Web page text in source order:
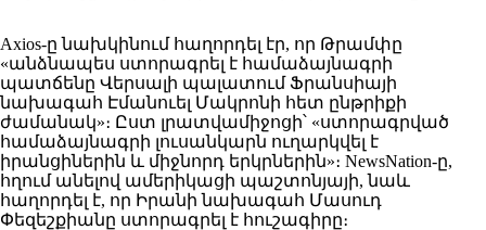
Axios-ը նախկինում հաղորդել էր, որ Թրամփը
«անձնապես ստորագրել է համաձայնագրի
պատճենը Վերսալի պալատում Ֆրանսիայի
նախագահ Էմանուել Մակրոնի հետ ընթրիքի
ժամանակ»։ Ըստ լրատվամիջոցի՝ «ստորագրված
համաձայնագրի լուսանկարն ուղարկվել է
իրանցիներին և միջնորդ երկրներին»։ NewsNation-ը,
հղում անելով ամերիկացի պաշտոնյայի, նաև
հաղորդել է, որ Իրանի նախագահ Մասուդ
Փեզեշքիանը ստորագրել է հուշագիրը։